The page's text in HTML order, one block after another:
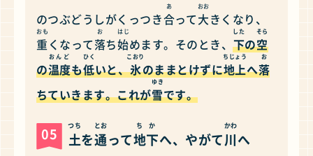
のつぶどうしがくっつき合
あ
って大
おお
きくなり、
重
おも
くなって落
お
ち始
はじ
めます。そのとき、下
した
の空
そら
の温度
おんど
も低
ひく
いと、氷
こおり
のままとけずに地上
ちじょう
へ落
お
ちていきます。これが雪
ゆき
です。
05 土
つち
を通
とお
って地下
ちか
へ、やがて川
かわ
へ